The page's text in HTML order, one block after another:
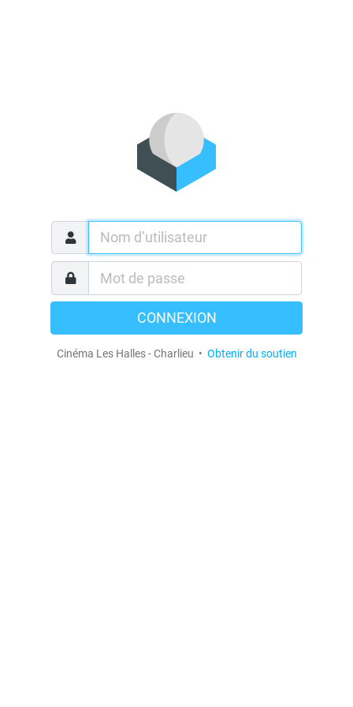
CONNEXION
Cinéma Les Halles - Charlieu • Obtenir du soutien